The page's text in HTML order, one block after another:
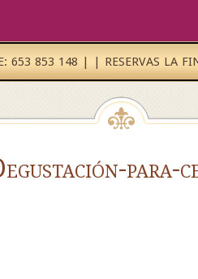
653 853 148 | | RESERVAS LA
para-